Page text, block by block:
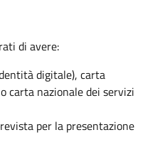
di avere:
digitale), carta
carta nazionale dei servizi
per la presentazione